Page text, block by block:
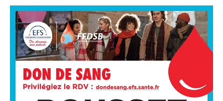
SPORTS